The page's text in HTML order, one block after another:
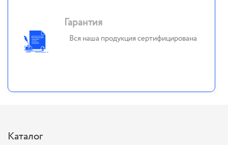
Гарантия
Вся наша продукция сертифицирована
Каталог